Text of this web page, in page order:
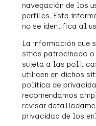
navegación de los
perfiles. Esta
no se identifica al
La información que
sitios patrocinado
sujeta a las
utilicen en dichos
política de
recomendamos
revisar
privacidad de los